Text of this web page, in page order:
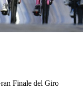
Finale del Giro